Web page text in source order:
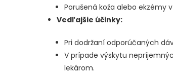
Porušená koža alebo ekzémy
Vedľajšie účinky:
Pri dodržaní odporúčaných
V prípade výskytu
lekárom.